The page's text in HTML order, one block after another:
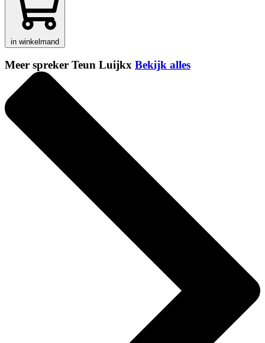
in winkelmand
Meer spreker Teun Luijkx Bekijk alles